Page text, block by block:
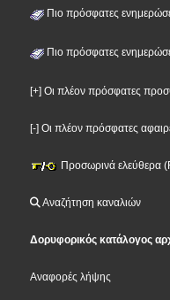
Πιο πρόσφατες
Πιο πρόσφατες
[+] Οι πλέον πρόσφατες
[-] Οι πλέον πρόσφατες
Προσωρινά ελεύθερα
Αναζήτηση καναλιών
Δορυφορικός κατάλογος
Αναφορές λήψης